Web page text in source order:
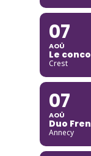
07
AOÛ
Le
Crest
07
AOÛ
Duo
Annecy